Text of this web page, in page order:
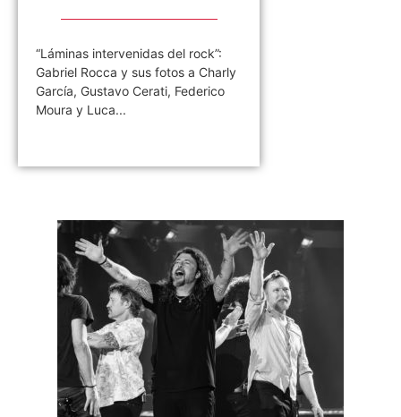
“Láminas intervenidas del rock”:
Gabriel Rocca y sus fotos a Charly
García, Gustavo Cerati, Federico
Moura y Luca...